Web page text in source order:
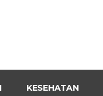
KESEHATAN